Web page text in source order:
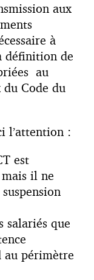
aux
à
définition de
au
du Code du
l’attention :
est
il ne
salariés que
périmètre